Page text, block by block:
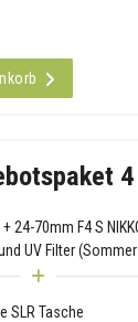
4
24-70mm F4 S
UV Filter
SLR Tasche